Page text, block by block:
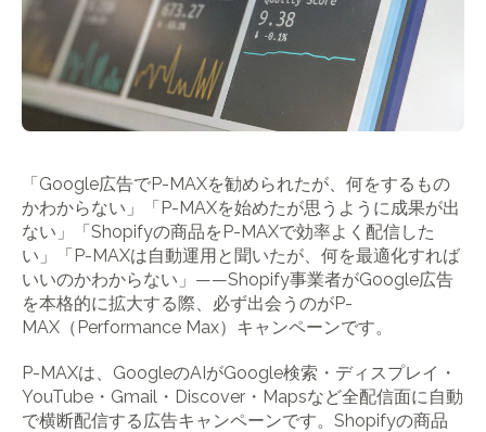
「Google広告でP-MAXを勧められたが、何をするもの
かわからない」「P-MAXを始めたが思うように成果が出
ない」「Shopifyの商品をP-MAXで効率よく配信した
い」「P-MAXは自動運用と聞いたが、何を最適化すれば
いいのかわからない」――Shopify事業者がGoogle広告
を本格的に拡大する際、必ず出会うのがP-
MAX（Performance Max）キャンペーンです。
P-MAXは、GoogleのAIがGoogle検索・ディスプレイ・
YouTube・Gmail・Discover・Mapsなど全配信面に自動
で横断配信する広告キャンペーンです。Shopifyの商品